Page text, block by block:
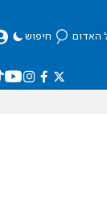
האדום חיפוש